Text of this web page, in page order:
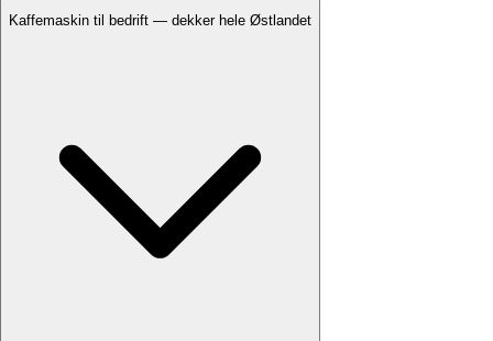
Kaffemaskin til bedrift — dekker hele Østlandet